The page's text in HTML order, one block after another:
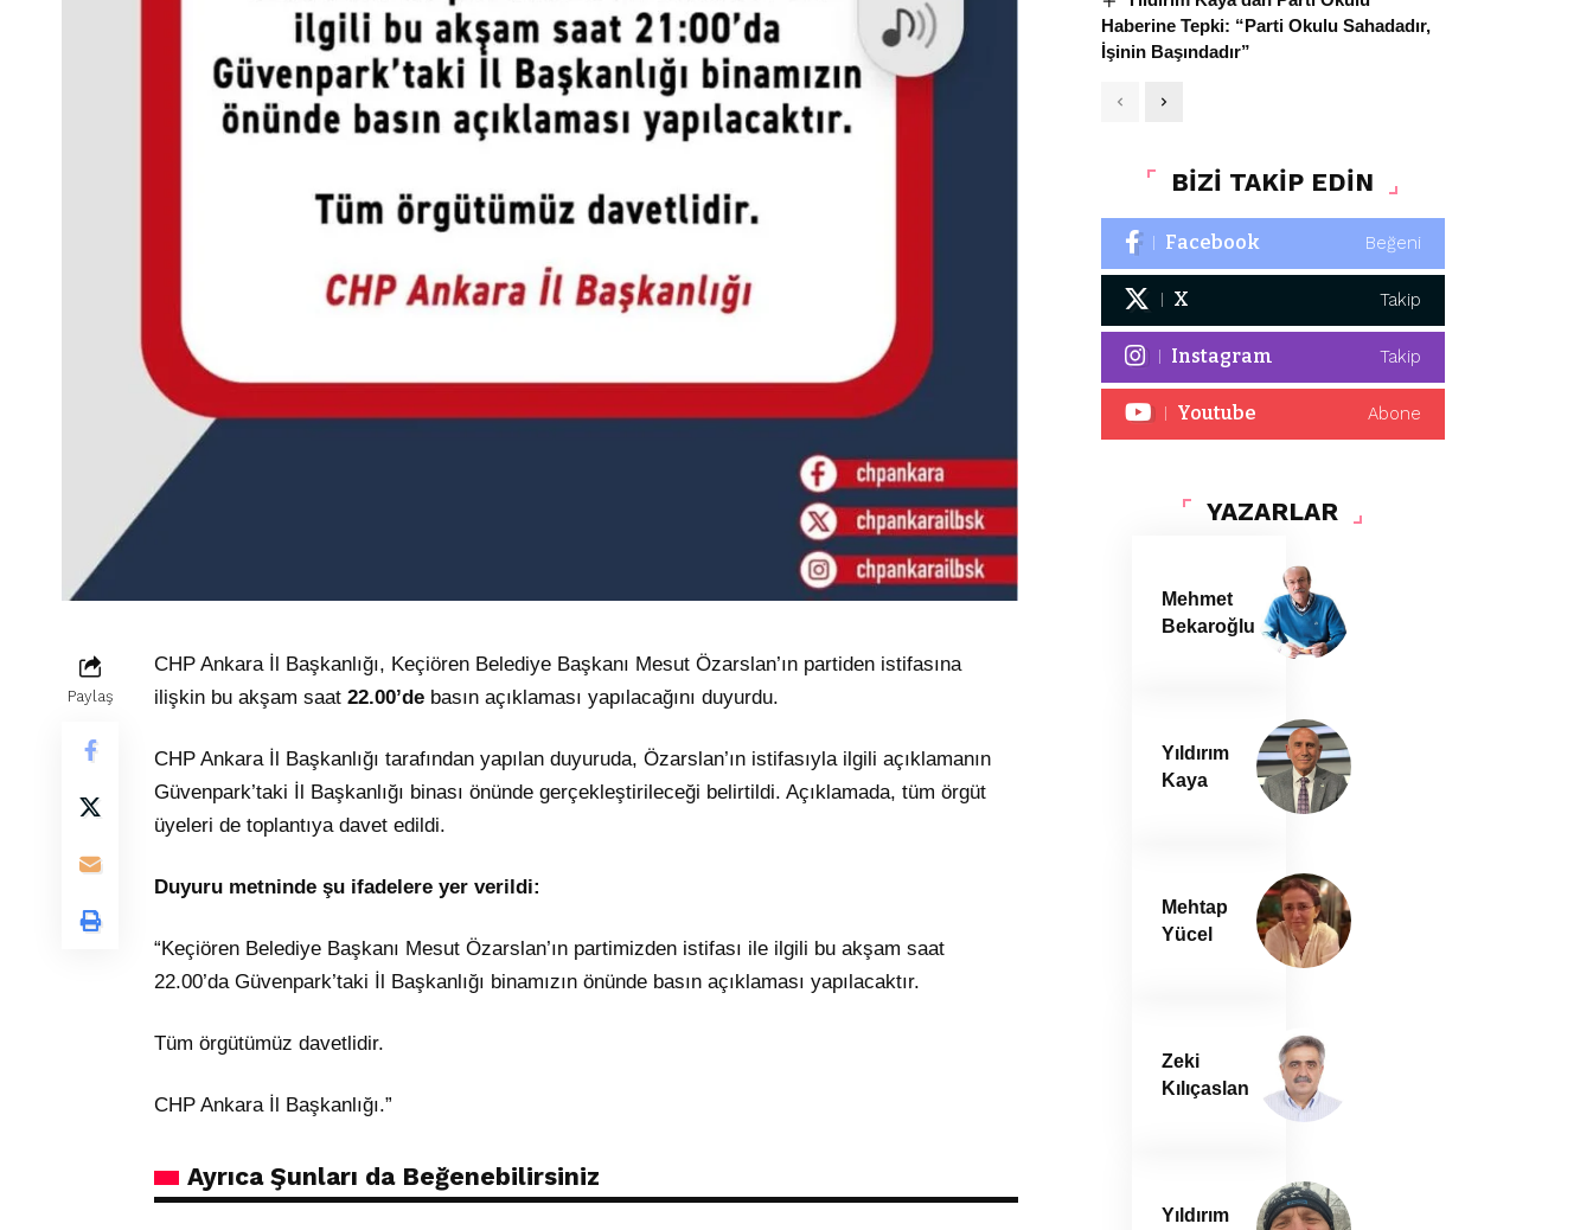
Paylaş
CHP Ankara İl Başkanlığı, Keçiören Belediye Başkanı Mesut Özarslan’ın partiden istifasına
ilişkin bu akşam saat 22.00’de basın açıklaması yapılacağını duyurdu.
CHP Ankara İl Başkanlığı tarafından yapılan duyuruda, Özarslan’ın istifasıyla ilgili açıklamanın
Güvenpark’taki İl Başkanlığı binası önünde gerçekleştirileceği belirtildi. Açıklamada, tüm örgüt
üyeleri de toplantıya davet edildi.
Duyuru metninde şu ifadelere yer verildi:
“Keçiören Belediye Başkanı Mesut Özarslan’ın partimizden istifası ile ilgili bu akşam saat
22.00’da Güvenpark’taki İl Başkanlığı binamızın önünde basın açıklaması yapılacaktır.
Tüm örgütümüz davetlidir.
CHP Ankara İl Başkanlığı.”
Ayrıca Şunları da Beğenebilirsiniz
Haberine Tepki: “Parti Okulu Sahadadır,
İşinin Başındadır”
BİZİ TAKİP EDİN
Facebook Beğeni
X Takip
Instagram Takip
Youtube Abone
YAZARLAR
Mehmet
Bekaroğlu
Yıldırım
Kaya
Mehtap
Yücel
Zeki
Kılıçaslan
Yıldırım